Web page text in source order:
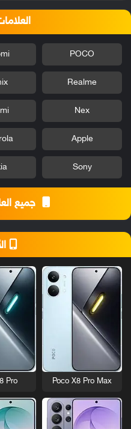
POCO
Realme
Nex
Apple
Sony
جميع
Poco X8 Pro Max
Pro